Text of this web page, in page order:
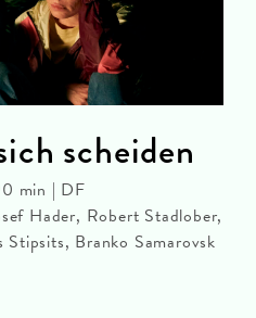
scheiden
min | DF
Hader, Robert Stadlober,
Stipsits, Branko Samarovsk